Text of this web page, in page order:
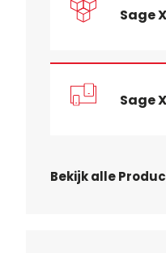
Sage
Sage
Bekijk alle